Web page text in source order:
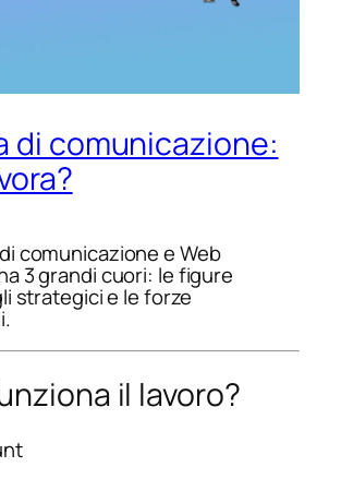
di comunicazione:
comunicazione e Web
3 grandi cuori: le figure
strategici e le forze
il lavoro?